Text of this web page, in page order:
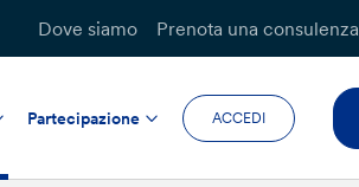
Dove siamo Prenota una consulenza
Partecipazione ACCEDI